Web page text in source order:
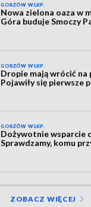
GORZÓW WLKP.
Nowa zielona oaza w
Góra buduje Smoczy
GORZÓW WLKP.
Dropie mają wrócić na
Pojawiły się pierwsze
GORZÓW WLKP.
Dożywotnie wsparcie
Sprawdzamy, komu
ZOBACZ WIĘCEJ